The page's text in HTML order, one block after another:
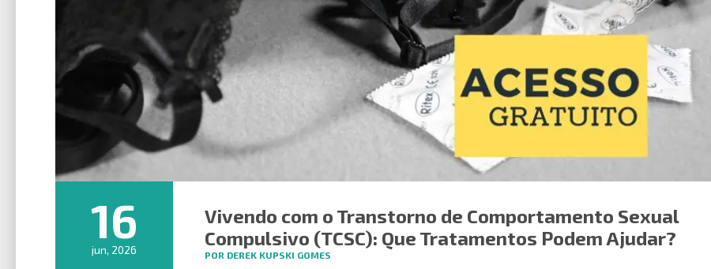
16
jun, 2026
Vivendo com o Transtorno de Comportamento Sexual
Compulsivo (TCSC): Que Tratamentos Podem Ajudar?
POR DEREK KUPSKI GOMES